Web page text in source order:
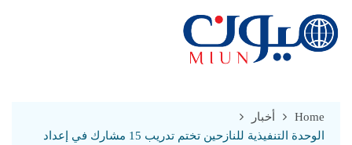
content
Home
أخبار
الوحدة التنفيذية للنازحين تختم تدريب 15 مشارك في إعداد